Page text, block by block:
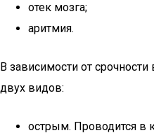
отек мозга;
аритмия.
В зависимости от
двух видов:
острым. Проводится в